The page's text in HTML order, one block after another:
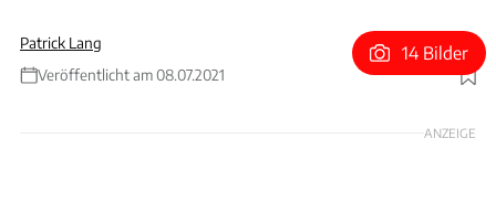
Patrick Lang
Veröffentlicht am 08.07.2021
Foto: Hersteller / Patrick Lang
14 Bilder
ANZEIGE